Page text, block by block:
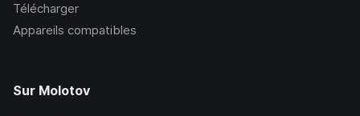
Télécharger
Appareils compatibles
Sur Molotov